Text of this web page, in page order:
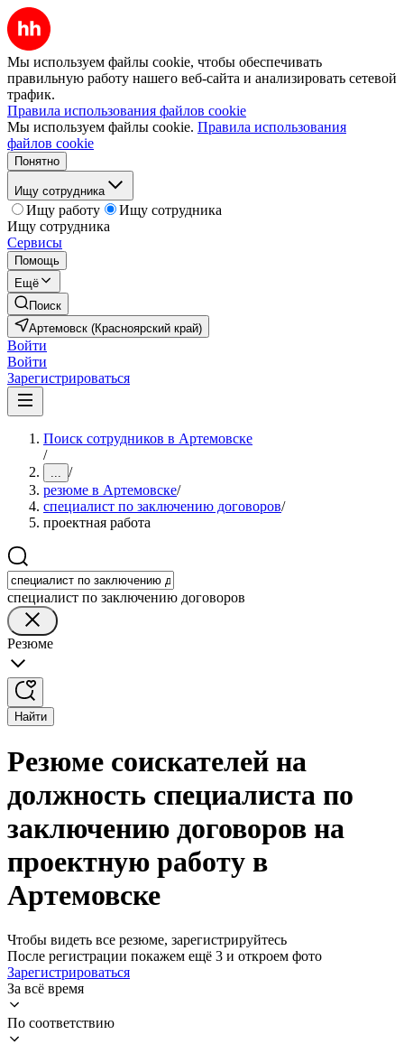
Мы используем файлы cookie, чтобы обеспечивать
правильную работу нашего веб-сайта и анализировать сетевой
трафик.
Правила использования файлов cookie
Мы используем файлы cookie. Правила использования
файлов cookie
Понятно
Ищу сотрудника
Ищу работу
Ищу сотрудника
Ищу сотрудника
Сервисы
Помощь
Ещё
Поиск
Артемовск (Красноярский край)
Войти
Войти
Зарегистрироваться
Поиск сотрудников в Артемовске
/
... /
резюме в Артемовске/
специалист по заключению договоров/
проектная работа
специалист по заключению договоров
Резюме
Найти
Резюме соискателей на
должность специалиста по
заключению договоров на
проектную работу в
Артемовске
Чтобы видеть все резюме, зарегистрируйтесь
После регистрации покажем ещё 3 и откроем фото
Зарегистрироваться
За всё время
По соответствию